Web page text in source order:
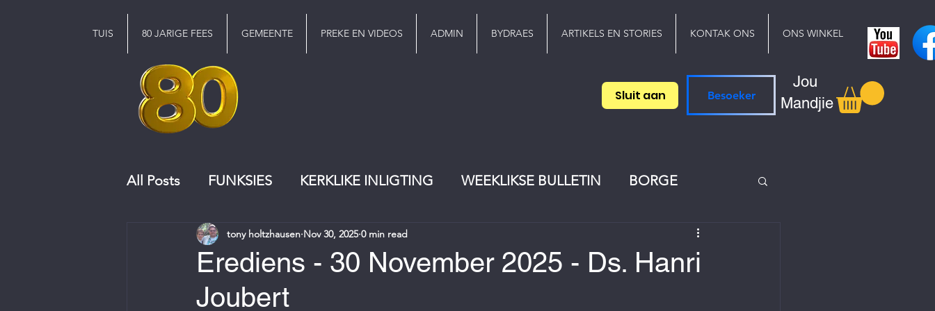
TUIS 80 JARIGE FEES GEMEENTE PREKE EN VIDEOS ADMIN BYDRAES ARTIKELS EN STORIES KONTAK ONS ONS WINKEL
Sluit aan Besoeker
Jou
Mandjie
All Posts FUNKSIES KERKLIKE INLIGTING WEEKLIKSE BULLETIN BORGE
KERKRAAD KOOR EREDIENS
Erediens - 30 November 2025 - Ds. Hanri
Joubert
tony holtzhausen Nov 30, 2025 0 min read